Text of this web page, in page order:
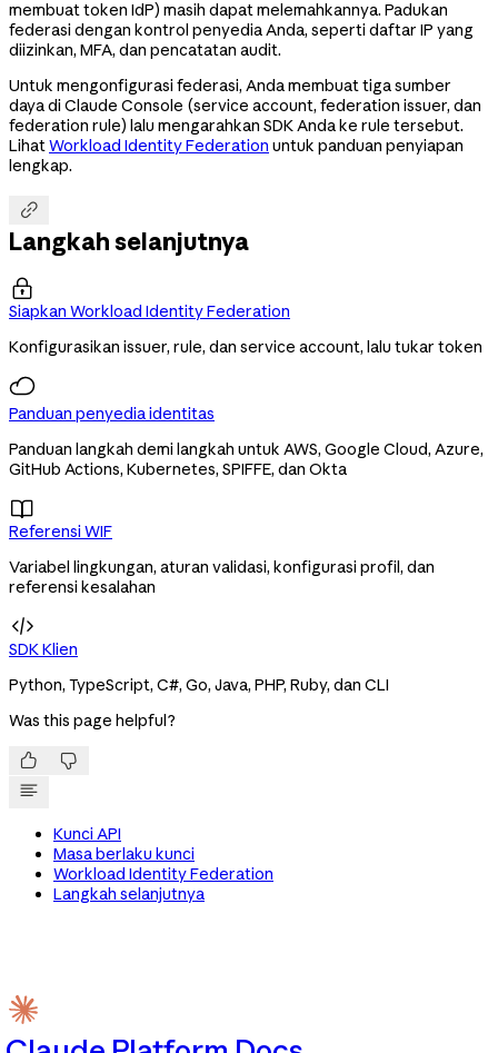
membuat token IdP) masih dapat melemahkannya. Padukan
federasi dengan kontrol penyedia Anda, seperti daftar IP yang
diizinkan, MFA, dan pencatatan audit.
Untuk mengonfigurasi federasi, Anda membuat tiga sumber
daya di Claude Console (service account, federation issuer, dan
federation rule) lalu mengarahkan SDK Anda ke rule tersebut.
LihatWorkload Identity Federation untuk panduan penyiapan
lengkap.

Langkah selanjutnya

Siapkan Workload Identity Federation
Konfigurasikan issuer, rule, dan service account, lalu tukar token
Panduan penyedia identitas
Panduan langkah demi langkah untuk AWS, Google Cloud, Azure,
GitHub Actions, Kubernetes, SPIFFE, dan Okta

Referensi WIF
Variabel lingkungan, aturan validasi, konfigurasi profil, dan
referensi kesalahan

SDK Klien
Python, TypeScript, C#, Go, Java, PHP, Ruby, dan CLI
Was this page helpful?
 
Kunci API
Masa berlaku kunci
Workload Identity Federation
Langkah selanjutnya